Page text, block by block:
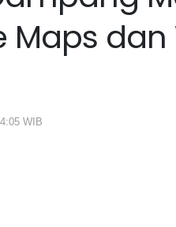
Maps
WIB